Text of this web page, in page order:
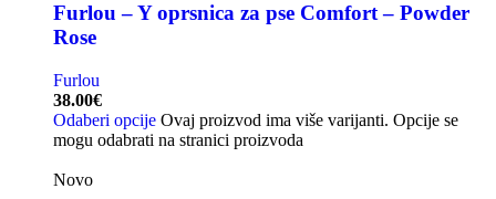
Furlou – Y oprsnica za pse Comfort – Powder
Rose
Furlou
38.00€
Odaberi opcije Ovaj proizvod ima više varijanti. Opcije se
mogu odabrati na stranici proizvoda
Novo